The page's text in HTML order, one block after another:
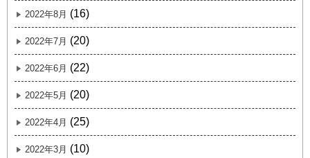
2022年8月 (16)
2022年7月 (20)
2022年6月 (22)
2022年5月 (20)
2022年4月 (25)
2022年3月 (10)